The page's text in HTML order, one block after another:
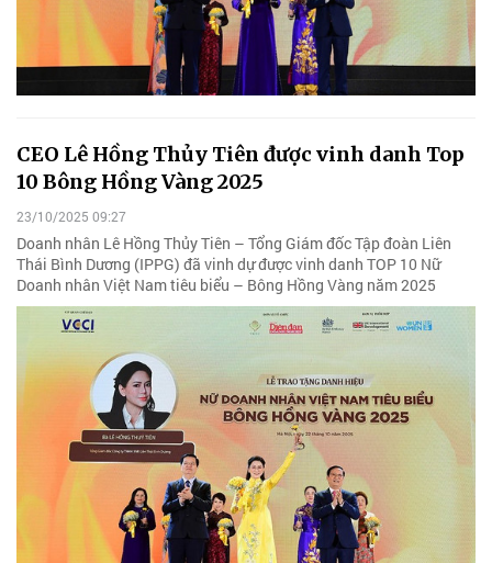
CEO Lê Hồng Thủy Tiên được vinh danh Top
10 Bông Hồng Vàng 2025
23/10/2025 09:27
Doanh nhân Lê Hồng Thủy Tiên – Tổng Giám đốc Tập đoàn Liên
Thái Bình Dương (IPPG) đã vinh dự được vinh danh TOP 10 Nữ
Doanh nhân Việt Nam tiêu biểu – Bông Hồng Vàng năm 2025